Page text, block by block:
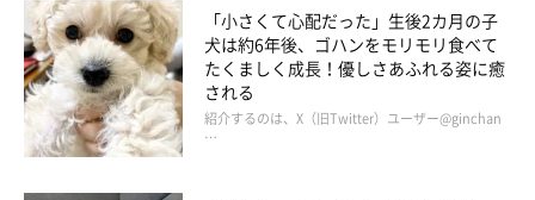
https://suzumetengu.hatenablog.com/
写真や動画、日常の生活が載っています。
・X（旧ツイッター）：
@kogumaken
・Instagram：@suzumetengu
「小さくて心配だった」生後2カ月の子
犬は約6年後、ゴハンをモリモリ食べて
たくましく成長！優しさあふれる姿に癒
される
紹介するのは、X（旧Twitter）ユーザー@ginchan
…